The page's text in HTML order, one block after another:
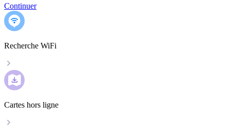
Continuer
Recherche WiFi
Cartes hors ligne